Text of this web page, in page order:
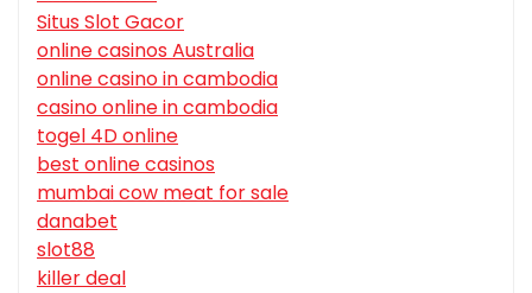
Situs Slot Gacor
online casinos Australia
online casino in cambodia
casino online in cambodia
togel 4D online
best online casinos
mumbai cow meat for sale
danabet
slot88
killer deal